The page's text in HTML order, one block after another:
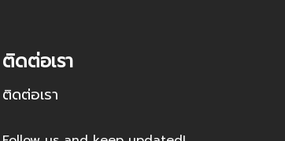
ติดต่อเรา
ติดต่อเรา